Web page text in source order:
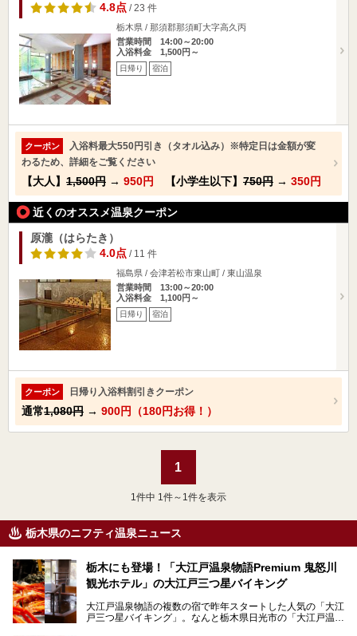
4.8点/ 23 件
栃木県 / 那須郡那須町大字高久丙
営業時間 14:00～20:00
入浴料金 1,500円～
日帰り 宿泊
クーポン
入浴料最大550円引き（タオル込み）※特定日は金額が変
わるため、詳細をご覧ください
【大人】 1,500円 → 950円 【小学生以下】 750円 → 350円
近くのオススメ温泉クーポン
原瀧（はらたき）
4.0点/ 11 件
福島県 / 会津若松市東山町 / 東山温泉
営業時間 13:00～20:00
入浴料金 1,100円～
日帰り 宿泊
クーポン 日帰り入浴料割引きクーポン
通常1,080円 → 900円（180円お得！）
1
1 件中 1件～1件を表示
栃木県のニフティ温泉ニュース
栃木にも登場！「大江戸温泉物語Premium 鬼怒川
観光ホテル」の大江戸三つ星バイキング
大江戸温泉物語の複数の宿で昨年スタートした人気の「大江
戸三つ星バイキング」。なんと栃木県日光市の「大江戸温泉